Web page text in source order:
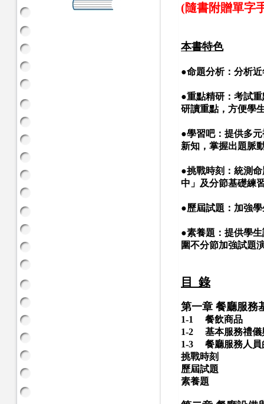
(隨書附贈單字
本書特色
●命題分析：分析
●重點精研： 考試
研讀重點，方便學
●學習吧： 提供多
新知，掌握出題脈
●挑戰時刻： 統測
中」及分節基礎練
●歷屆試題： 加強
●素養題： 提供學
圍不分節加強試題
目 錄
第一章 餐廳服務
1-1
餐飲商品
1-2
基本服務禮儀
1-3
餐廳服務人
挑戰時刻
歷屆試題
素養題